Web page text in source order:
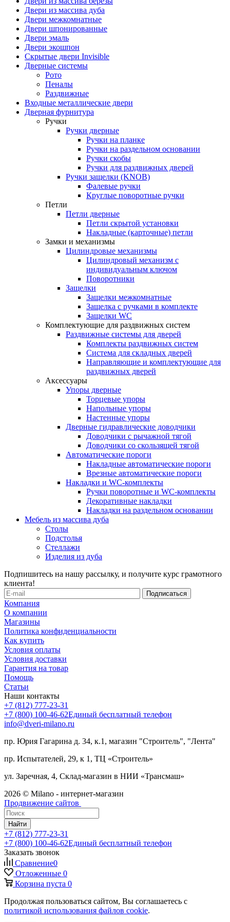
Двери из массива дуба
Двери межкомнатные
Двери шпонированные
Двери эмаль
Двери экошпон
Скрытые двери Invisible
Дверные системы
Рото
Пеналы
Раздвижные
Входные металлические двери
Дверная фурнитура
Ручки
Ручки дверные
Ручки на планке
Ручки на раздельном основании
Ручки скобы
Ручки для раздвижных дверей
Ручки защелки (KNOB)
Фалевые ручки
Круглые поворотные ручки
Петли
Петли дверные
Петли скрытой установки
Накладные (карточные) петли
Замки и механизмы
Цилиндровые механизмы
Цилиндровый механизм с
индивидуальным ключом
Поворотники
Защелки
Защелки межкомнатные
Защелка с ручками в комплекте
Защелки WC
Комплектующие для раздвижных систем
Раздвижные системы для дверей
Комплекты раздвижных систем
Система для складных дверей
Направляющие и комплектующие для
раздвижных дверей
Аксессуары
Упоры дверные
Торцевые упоры
Напольные упоры
Настенные упоры
Дверные гидравлические доводчики
Доводчики с рычажной тягой
Доводчики со скользящей тягой
Автоматические пороги
Накладные автоматические пороги
Врезные автоматические пороги
Накладки и WC-комплекты
Ручки поворотные и WC-комплекты
Декоративные накладки
Накладки на раздельном основании
Мебель из массива дуба
Столы
Подстолья
Стеллажи
Изделия из дуба
Подпишитесь на нашу рассылку, и получите курс грамотного
клиента!
Компания
О компании
Магазины
Политика конфиденциальности
Как купить
Условия оплаты
Условия доставки
Гарантия на товар
Помощь
Статьи
Наши контакты
+7 (812) 777-23-31
+7 (800) 100-46-62Единый бесплатный телефон
info@dveri-milano.ru
пр. Юрия Гагарина д. 34, к.1, магазин "Строитель", "Лента"
пр. Испытателей, 29, к 1, ТЦ «Строитель»
ул. Заречная, 4, Склад-магазин в НИИ «Трансмаш»
2026 © Milano - интернет-магазин
Продвижение сайтов
Найти
+7 (812) 777-23-31
+7 (800) 100-46-62Единый бесплатный телефон
Заказать звонок
Сравнение0
Отложенные 0
Корзина пуста 0
Продолжая пользоваться сайтом, Вы соглашаетесь с
политикой использования файлов cookie.